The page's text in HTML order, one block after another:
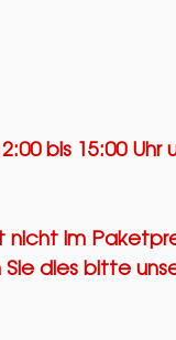
bis 15:00 Uhr
im
dies bitte